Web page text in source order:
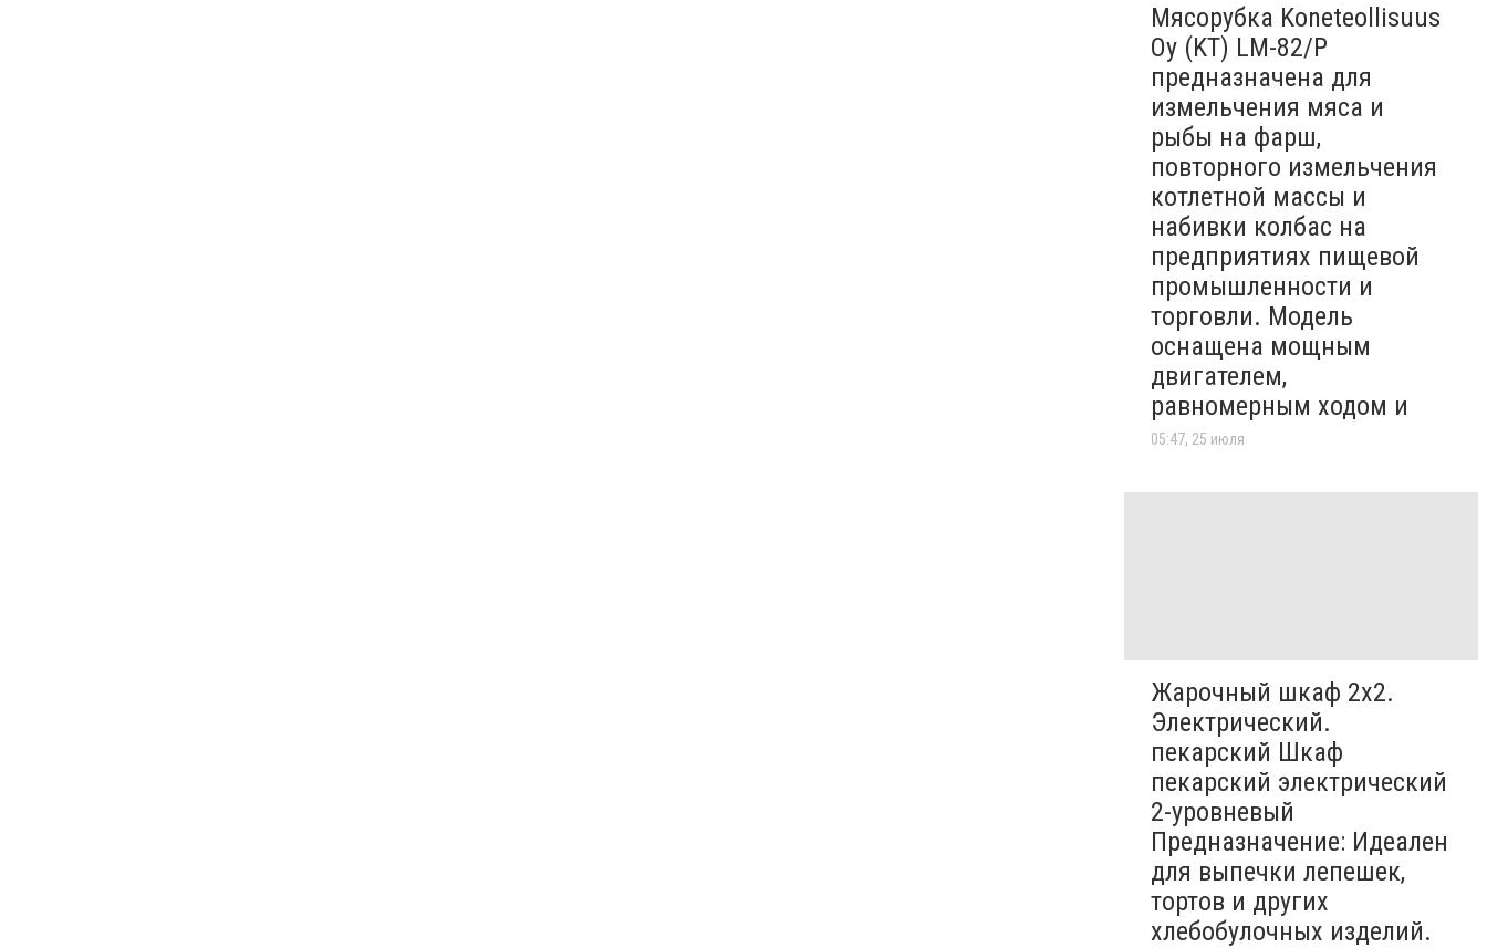
Мясорубка Koneteollisuus
Oy (KT)​ LM-82/P
предназначена для
измельчения мяса и
рыбы на фарш,
повторного измельчения
котлетной массы и
набивки колбас на
предприятиях пищевой
промышленности и
торговли. Модель
оснащена мощным
двигателем,
равномерным ходом и
05:47, 25 июля
Жарочный шкаф 2х2.
Электрический.
пекарский Шкаф
пекарский электрический
2-уровневый
Предназначение: Идеален
для выпечки лепешек,
тортов и других
хлебобулочных изделий.